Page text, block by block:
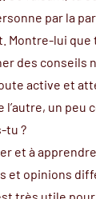
par la
Montre-lui
des conseils
active et
l’autre, un
tu ?
et à
opinions